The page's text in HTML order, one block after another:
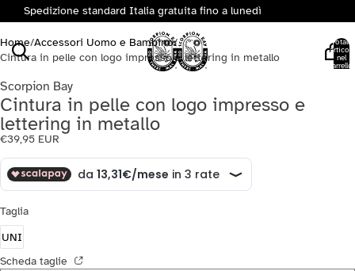
Spedizione standard Italia gratuita fino a lunedì
Totale
articoli
nel
carrello:
Home/Accessori Uomo e Bambino/
Cintura in pelle con logo impresso e lettering in metallo
Scorpion Bay
Cintura in pelle con logo impresso e
lettering in metallo
€39,95 EUR
Taglia
UNI
Scheda taglie